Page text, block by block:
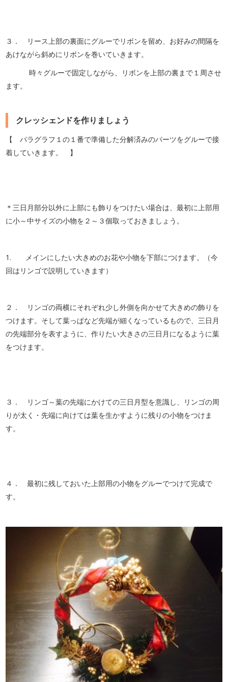
３． リース上部の裏面にグルーでリボンを留め、お好みの間隔を
あけながら斜めにリボンを巻いていきます。
時々グルーで固定しながら、リボンを上部の裏まで１周させ
ます。
クレッシェンドを作りましょう
【 パラグラフ１の１番で準備した分解済みのパーツをグルーで接
着していきます。 】
＊三日月部分以外に上部にも飾りをつけたい場合は、最初に上部用
に小～中サイズの小物を２～３個取っておきましょう。
1. メインにしたい大きめのお花や小物を下部につけます。（今
回はリンゴで説明していきます）
２． リンゴの両横にそれぞれ少し外側を向かせて大きめの飾りを
つけます。そして葉っぱなど先端が細くなっているもので、三日月
の先端部分を表すように、作りたい大きさの三日月になるように葉
をつけます。
３． リンゴ～葉の先端にかけての三日月型を意識し、リンゴの周
りが太く・先端に向けては葉を生かすように残りの小物をつけま
す。
４． 最初に残しておいた上部用の小物をグルーでつけて完成で
す。